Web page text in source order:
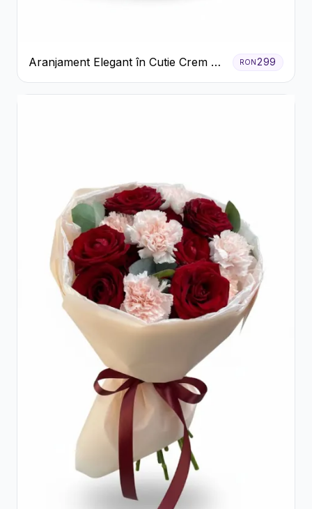
Aranjament Elegant în Cutie Crem cu
Crizanteme și Trandafiri
RON299